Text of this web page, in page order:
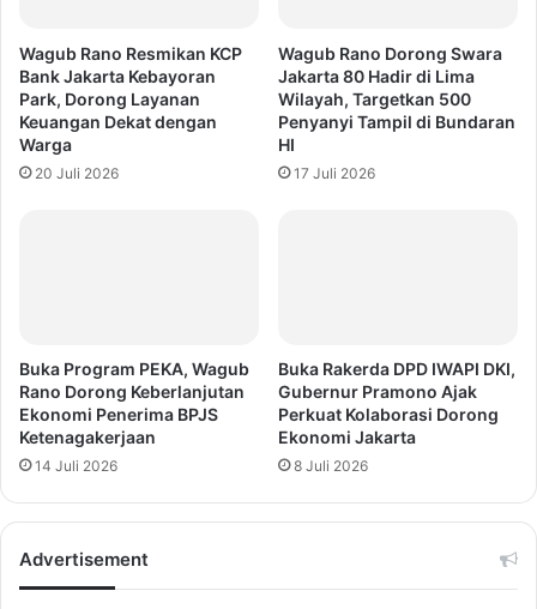
Wagub Rano Resmikan KCP
Bank Jakarta Kebayoran
Park, Dorong Layanan
Keuangan Dekat dengan
Warga
20 Juli 2026
Wagub Rano Dorong Swara
Jakarta 80 Hadir di Lima
Wilayah, Targetkan 500
Penyanyi Tampil di Bundaran
HI
17 Juli 2026
Buka Program PEKA, Wagub
Rano Dorong Keberlanjutan
Ekonomi Penerima BPJS
Ketenagakerjaan
14 Juli 2026
Buka Rakerda DPD IWAPI DKI,
Gubernur Pramono Ajak
Perkuat Kolaborasi Dorong
Ekonomi Jakarta
8 Juli 2026
Advertisement